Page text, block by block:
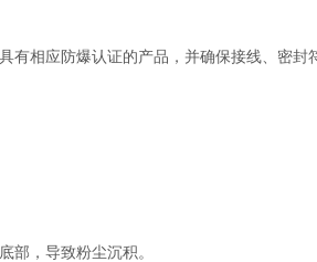
相应防爆认证的产品，并确保接线、密封
，导致粉尘沉积。